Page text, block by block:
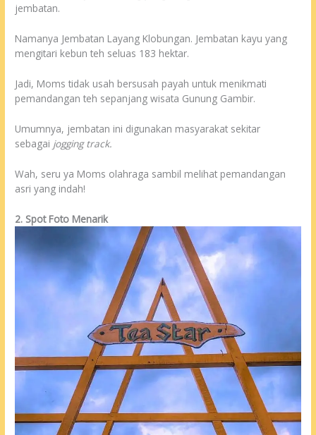
jembatan.
Namanya Jembatan Layang Klobungan. Jembatan kayu yang
mengitari kebun teh seluas 183 hektar.
Jadi, Moms tidak usah bersusah payah untuk menikmati
pemandangan teh sepanjang wisata Gunung Gambir.
Umumnya, jembatan ini digunakan masyarakat sekitar
sebagai jogging track.
Wah, seru ya Moms olahraga sambil melihat pemandangan
asri yang indah!
2. Spot Foto Menarik